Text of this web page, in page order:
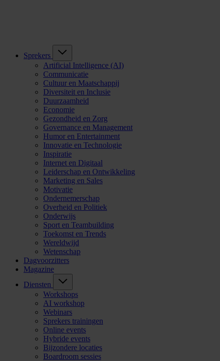
Sprekers
Artificial Intelligence (AI)
Communicatie
Cultuur en Maatschappij
Diversiteit en Inclusie
Duurzaamheid
Economie
Gezondheid en Zorg
Governance en Management
Humor en Entertainment
Innovatie en Technologie
Inspiratie
Internet en Digitaal
Leiderschap en Ontwikkeling
Marketing en Sales
Motivatie
Ondernemerschap
Overheid en Politiek
Onderwijs
Sport en Teambuilding
Toekomst en Trends
Wereldwijd
Wetenschap
Dagvoorzitters
Magazine
Diensten
Workshops
AI workshop
Webinars
Sprekers trainingen
Online events
Hybride events
Bijzondere locaties
Boardroom sessies